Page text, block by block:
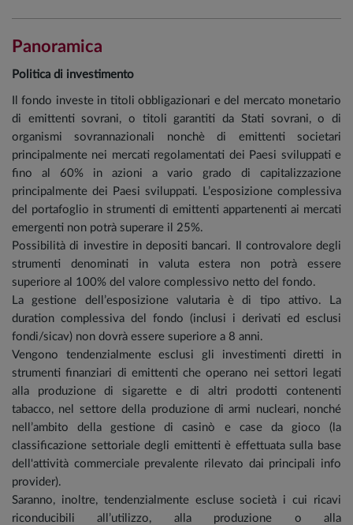
Panoramica
Politica di investimento
Il fondo investe in titoli obbligazionari e del mercato monetario
di emittenti sovrani, o titoli garantiti da Stati sovrani, o di
organismi sovrannazionali nonchè di emittenti societari
principalmente nei mercati regolamentati dei Paesi sviluppati e
fino al 60% in azioni a vario grado di capitalizzazione
principalmente dei Paesi sviluppati. L’esposizione complessiva
del portafoglio in strumenti di emittenti appartenenti ai mercati
emergenti non potrà superare il 25%.
Possibilità di investire in depositi bancari. Il controvalore degli
strumenti denominati in valuta estera non potrà essere
superiore al 100% del valore complessivo netto del fondo.
La gestione dell’esposizione valutaria è di tipo attivo. La
duration complessiva del fondo (inclusi i derivati ed esclusi
fondi/sicav) non dovrà essere superiore a 8 anni.
Vengono tendenzialmente esclusi gli investimenti diretti in
strumenti finanziari di emittenti che operano nei settori legati
alla produzione di sigarette e di altri prodotti contenenti
tabacco, nel settore della produzione di armi nucleari, nonché
nell’ambito della gestione di casinò e case da gioco (la
classificazione settoriale degli emittenti è effettuata sulla base
dell'attività commerciale prevalente rilevato dai principali info
provider).
Saranno, inoltre, tendenzialmente escluse società i cui ricavi
riconducibili all’utilizzo, alla produzione o alla